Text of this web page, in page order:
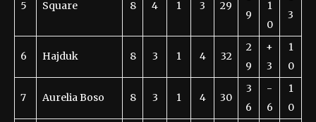
5 Square 8 4 1 3 29
9
1
0
3
6 Hajduk 8 3 1 4 32
2
9
+
3
1
0
7 Aurelia Boso 8 3 1 4 30
3
6
-
6
1
0